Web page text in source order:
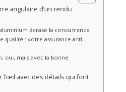
angulaire d’un rendu
écrase la concurrence
qualité : votre assurance anti-
oui, mais avec la bonne
l’œil avec des détails qui font